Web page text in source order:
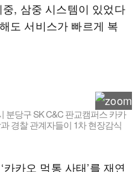
중, 삼중 시스템이 있었다
도 서비스가 빠르게 복
분당구 SK C&C 판교캠퍼스 카카
경찰 관계자들이 1차 현장감식
카오 먹통 사태’를 재연